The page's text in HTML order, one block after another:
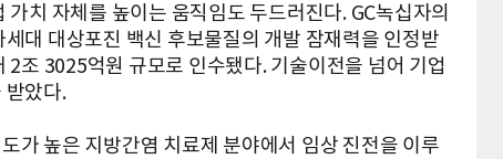
치 자체를 높이는 움직임도 두드러진다. GC녹십자의
대 대상포진 백신 후보물질의 개발 잠재력을 인정받
2조 3025억원 규모로 인수됐다. 기술이전을 넘어 기업
받았다.
가 높은 지방간염 치료제 분야에서 임상 진전을 이루